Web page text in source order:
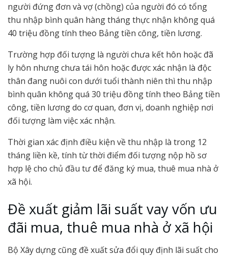
người đứng đơn và vợ (chồng) của người đó có tổng
thu nhập bình quân hàng tháng thực nhận không quá
40 triệu đồng tính theo Bảng tiền công, tiền lương.
Trường hợp đối tượng là người chưa kết hôn hoặc đã
ly hôn nhưng chưa tái hôn hoặc được xác nhận là độc
thân đang nuôi con dưới tuổi thành niên thì thu nhập
bình quân không quá 30 triệu đồng tính theo Bảng tiền
công, tiền lương do cơ quan, đơn vị, doanh nghiệp nơi
đối tượng làm việc xác nhận.
Thời gian xác định điều kiện về thu nhập là trong 12
tháng liền kề, tính từ thời điểm đối tượng nộp hồ sơ
hợp lệ cho chủ đầu tư để đăng ký mua, thuê mua nhà ở
xã hội.
Đề xuất giảm lãi suất vay vốn ưu
đãi mua, thuê mua nhà ở xã hội
Bộ Xây dựng cũng đề xuất sửa đổi quy định lãi suất cho